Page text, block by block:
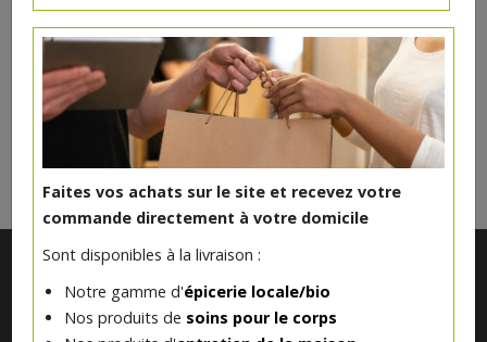
Faites vos achats sur le site et recevez votre
commande directement à votre domicile
Sont disponibles à la livraison :
Notre gamme d'épicerie locale/bio
Nos produits de soins pour le corps
Ce produit est indisponible pour le moment.
DANS LA MÊME CATÉGORIE ...